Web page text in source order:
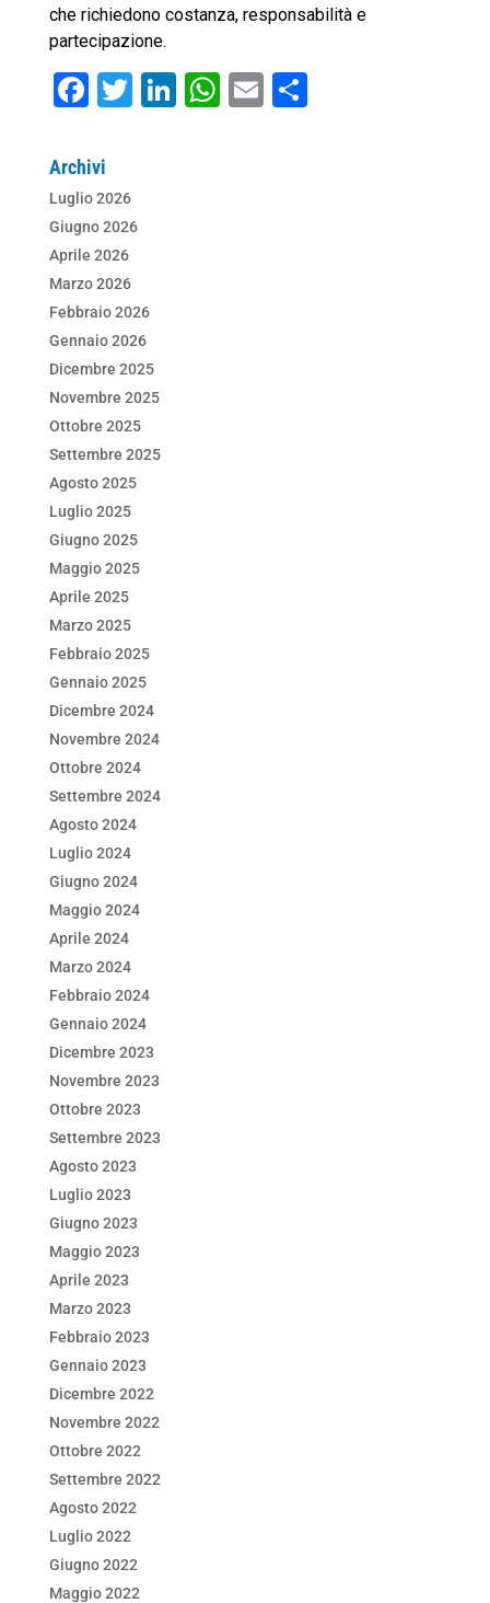
che richiedono costanza, responsabilità e
partecipazione.
F
c
e
b
o
o
k
T Li W E C
Archivi
Luglio 2026
Giugno 2026
Aprile 2026
Marzo 2026
Febbraio 2026
Gennaio 2026
Dicembre 2025
Novembre 2025
Ottobre 2025
Settembre 2025
Agosto 2025
Luglio 2025
Giugno 2025
Maggio 2025
Aprile 2025
Marzo 2025
Febbraio 2025
Gennaio 2025
Dicembre 2024
Novembre 2024
Ottobre 2024
Settembre 2024
Agosto 2024
Luglio 2024
Giugno 2024
Maggio 2024
Aprile 2024
Marzo 2024
Febbraio 2024
Gennaio 2024
Dicembre 2023
Novembre 2023
Ottobre 2023
Settembre 2023
Agosto 2023
Luglio 2023
Giugno 2023
Maggio 2023
Aprile 2023
Marzo 2023
Febbraio 2023
Gennaio 2023
Dicembre 2022
Novembre 2022
Ottobre 2022
Settembre 2022
Agosto 2022
Luglio 2022
Giugno 2022
Maggio 2022